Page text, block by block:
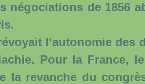
de 1856
l’autonomie des
Pour la France,
la revanche du